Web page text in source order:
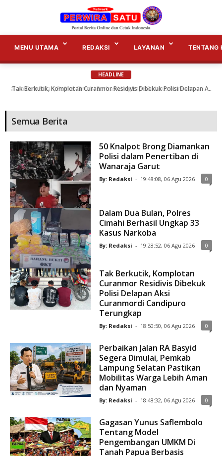
m
a
i
MENU UTAMA REDAKSI LAYANAN TENTANG
HEADLINE
Tak Berkutik, Komplotan Curanmor Residivis Dibekuk Polisi Delapan Aksi Curanmordi Candipuro Terungkap...
Semua Berita
50 Knalpot Brong Diamankan
Polisi dalam Penertiban di
Wanaraja Garut
By: Redaksi - 19:48:08, 06 Agu 2026 0
Dalam Dua Bulan, Polres
Cimahi Berhasil Ungkap 33
Kasus Narkoba
By: Redaksi - 19:28:52, 06 Agu 2026 0
Tak Berkutik, Komplotan
Curanmor Residivis Dibekuk
Polisi Delapan Aksi
Curanmordi Candipuro
Terungkap
By: Redaksi - 18:50:50, 06 Agu 2026 0
Perbaikan Jalan RA Basyid
Segera Dimulai, Pemkab
Lampung Selatan Pastikan
Mobilitas Warga Lebih Aman
dan Nyaman
By: Redaksi - 18:48:32, 06 Agu 2026 0
Gagasan Yunus Saflembolo
Tentang Model
Pengembangan UMKM Di
Tanah Papua Berbasis